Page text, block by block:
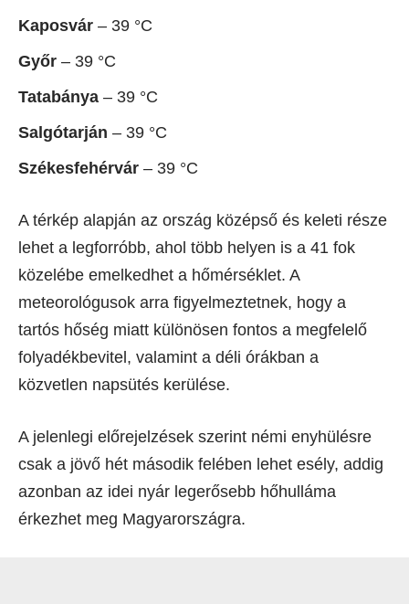
Kaposvár – 39 °C
Győr – 39 °C
Tatabánya – 39 °C
Salgótarján – 39 °C
Székesfehérvár – 39 °C
A térkép alapján az ország középső és keleti része
lehet a legforróbb, ahol több helyen is a 41 fok
közelébe emelkedhet a hőmérséklet. A
meteorológusok arra figyelmeztetnek, hogy a
tartós hőség miatt különösen fontos a megfelelő
folyadékbevitel, valamint a déli órákban a
közvetlen napsütés kerülése.
A jelenlegi előrejelzések szerint némi enyhülésre
csak a jövő hét második felében lehet esély, addig
azonban az idei nyár legerősebb hőhulláma
érkezhet meg Magyarországra.